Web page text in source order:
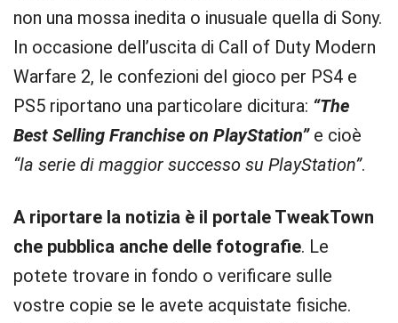
non una mossa inedita o inusuale quella di Sony.
In occasione dell’uscita di Call of Duty Modern
Warfare 2, le confezioni del gioco per PS4 e
PS5 riportano una particolare dicitura: “The
Best Selling Franchise on PlayStation”e cioè
“la serie di maggior successo su PlayStation”.
A riportare la notizia è il portale TweakTown
che pubblica anche delle fotografie. Le
potete trovare in fondo o verificare sulle
vostre copie se le avete acquistate fisiche.